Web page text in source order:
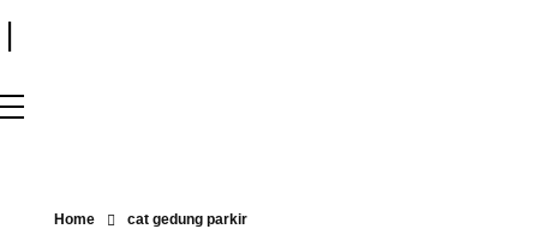
|
Home cat gedung parkir